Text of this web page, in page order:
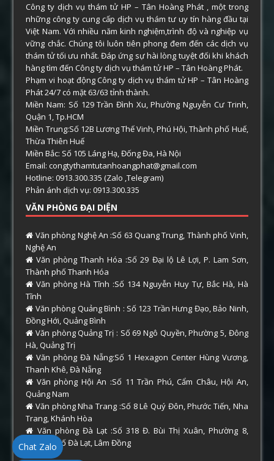
Công ty dịch vụ thám tử HP – Tân Hoàng Phát , một trong
những công ty cung cấp dịch vụ thám tư uy tín hàng đầu tại
Việt Nam. Với nhiều năm kinh nghiệm,trình độ và nghiệp vụ
vững chắc. Chúng tôi luôn tiên phong đem đến các dịch vụ
thám tử tối ưu nhất. Đáp ứng sự hài lòng tuyệt đối khi khách
hàng tìm đến Công ty dịch vụ thám tử HP – Tân Hoàng Phát.
Phạm vi hoạt động Công ty dịch vụ thám tử HP – Tân Hoàng
Phát 24/7 có mặt 63/63 tỉnh thành.
Miền Nam: Số 129 Trần Đình Xu, Phường Nguyễn Cư Trinh,
Quận 1, Tp.HCM
Miền Trung:Số 12B Lương Thế Vinh, Phú Hội, Thành phố Huế,
Thừa Thiên Huế
Miền Bắc: Số 105 Láng Hạ, Đống Đa, Hà Nội
Email: congtythamtutanhoangphat@gmail.com
Hotline: 0913.300.335 (Zalo ,Telegram)
Phản ánh dịch vụ: 0913.300.335
VĂN PHÒNG ĐẠI DIỆN
Văn phòng Nghệ An :Số 63 Quang Trung, Thành phố Vinh,
Nghệ An
Văn phòng Thanh Hóa :Số 29 Đại lộ Lê Lợi, P. Lam Sơn,
Thành phố Thanh Hóa
Văn phòng Hà Tĩnh :Số 134 Nguyễn Huy Tự, Bắc Hà, Hà
Tĩnh
Văn phòng Quảng Bình : Số 123 Trần Hưng Đạo, Bảo Ninh,
Đồng Hới, Quảng Bình
Văn phòng Quảng Trị : Số 69 Ngô Quyền, Phường 5, Đông
Hà, Quảng Trị
Văn phòng Đà Nẵng:Số 1 Hexagon Center Hùng Vương,
Thanh Khê, Đà Nẵng
Văn phòng Hội An :Số 11 Trần Phú, Cẩm Châu, Hội An,
Quảng Nam
Văn phòng Nha Trang :Số 8 Lê Quý Đôn, Phước Tiến, Nha
Trang, Khánh Hòa
Văn phòng Đà Lạt :Số 318 Đ. Bùi Thị Xuân, Phường 8,
Thành phố Đà Lạt, Lâm Đồng
Chat Zalo